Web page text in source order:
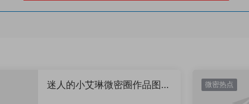
迷人的小艾琳微密圈作品图
微密热点